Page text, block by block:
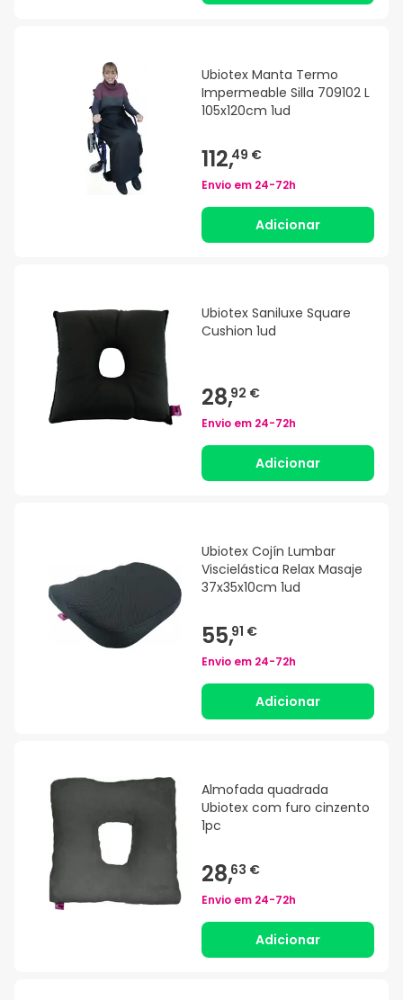
Ubiotex Manta Termo
Impermeable Silla 709102 L
105x120cm 1ud
112,49 €
Envio em 24-72h
Adicionar
Ubiotex Saniluxe Square
Cushion 1ud
28,92 €
Envio em 24-72h
Adicionar
Ubiotex Cojín Lumbar
Viscielástica Relax Masaje
37x35x10cm 1ud
55,91 €
Envio em 24-72h
Adicionar
Almofada quadrada
Ubiotex com furo cinzento
1pc
28,63 €
Envio em 24-72h
Adicionar